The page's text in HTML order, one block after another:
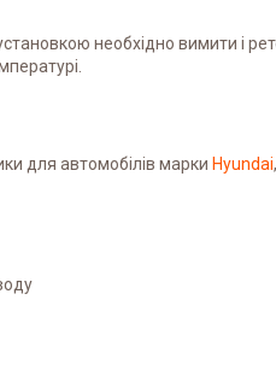
необхідно вимити і
для автомобілів марки Hyundai